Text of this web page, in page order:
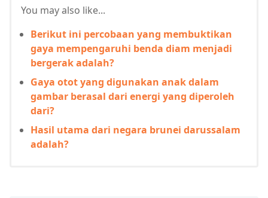
You may also like...
Berikut ini percobaan yang membuktikan
gaya mempengaruhi benda diam menjadi
bergerak adalah?
Gaya otot yang digunakan anak dalam
gambar berasal dari energi yang diperoleh
dari?
Hasil utama dari negara brunei darussalam
adalah?